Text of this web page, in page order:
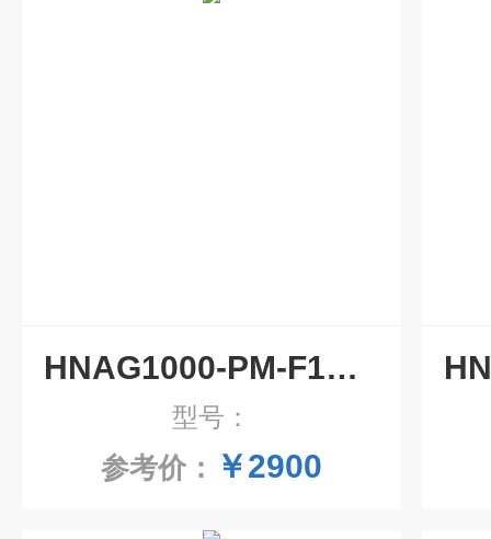
HNAG1000-PM-F1管道粉尘浓度检测仪 插入式
型号：
参考价： ￥2900